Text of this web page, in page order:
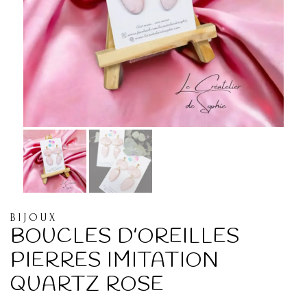
BIJOUX
BOUCLES D’OREILLES
PIERRES IMITATION
QUARTZ ROSE